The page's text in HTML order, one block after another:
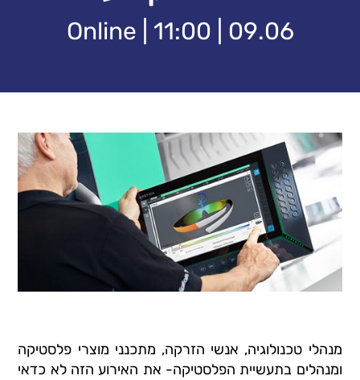
09.06 | 11:00 | Online
מנהלי טכנולוגיה, אנשי הזרקה, מתכנני מוצרי פלסטיקה
ומנהלים בתעשיית הפלסטיקה- את האירוע הזה לא כדאי